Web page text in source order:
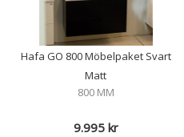
Hafa GO 800 Möbelpaket Svart
Matt
800 MM
9.995kr